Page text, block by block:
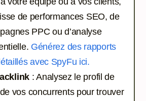
de performances SEO, de
PPC ou d’analyse
Générez des rapports
avec SpyFu ici.
: Analysez le profil de
vos concurrents pour trouver